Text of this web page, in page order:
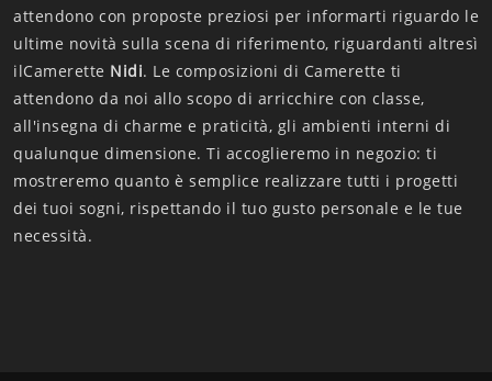
attendono con proposte preziosi per informarti riguardo le
ultime novità sulla scena di riferimento, riguardanti altresì
ilCamerette Nidi. Le composizioni di Camerette ti
attendono da noi allo scopo di arricchire con classe,
all'insegna di charme e praticità, gli ambienti interni di
qualunque dimensione. Ti accoglieremo in negozio: ti
mostreremo quanto è semplice realizzare tutti i progetti
dei tuoi sogni, rispettando il tuo gusto personale e le tue
necessità.